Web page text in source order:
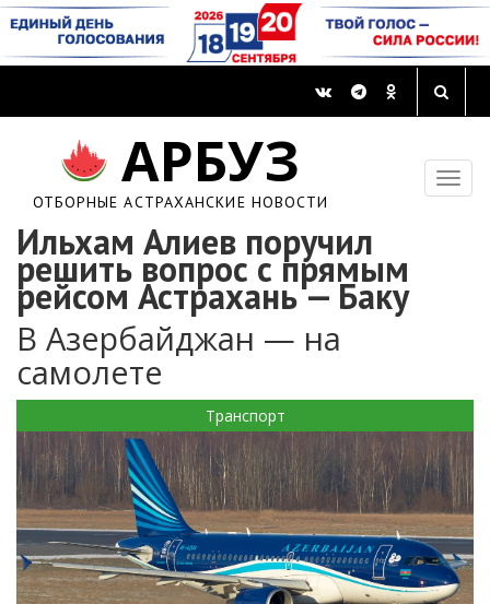
АРБУЗ
ОТБОРНЫЕ АСТРАХАНСКИЕ НОВОСТИ
Ильхам Алиев поручил
решить вопрос с прямым
рейсом Астрахань — Баку
В Азербайджан — на
самолете
Транспорт